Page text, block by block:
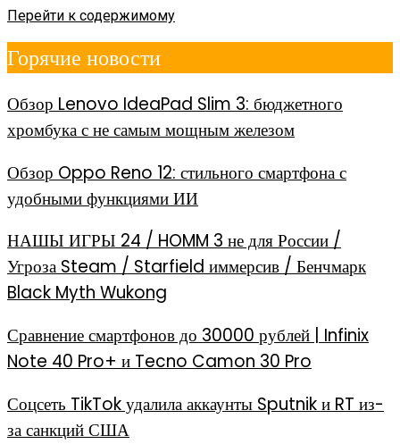
Перейти к содержимому
Горячие новости
Обзор Lenovo IdeaPad Slim 3: бюджетного
хромбука с не самым мощным железом
Обзор Oppo Reno 12: стильного смартфона с
удобными функциями ИИ
НАШЫ ИГРЫ 24 / HOMM 3 не для России /
Угроза Steam / Starfield иммерсив / Бенчмарк
Black Myth Wukong
Сравнение смартфонов до 30000 рублей | Infinix
Note 40 Pro+ и Tecno Camon 30 Pro
Соцсеть TikTok удалила аккаунты Sputnik и RT из-
за санкций США